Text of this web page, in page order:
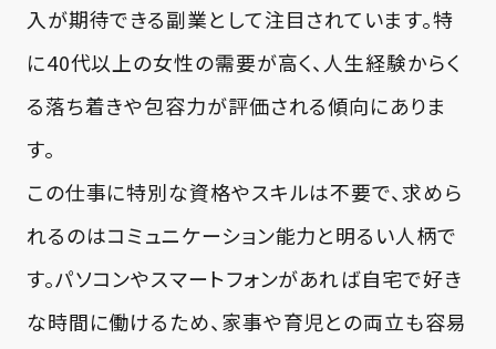
入が期待できる副業として注目されています。特
に40代以上の女性の需要が高く、人生経験からく
る落ち着きや包容力が評価される傾向にありま
す。
この仕事に特別な資格やスキルは不要で、求めら
れるのはコミュニケーション能力と明るい人柄で
す。パソコンやスマートフォンがあれば自宅で好き
な時間に働けるため、家事や育児との両立も容易